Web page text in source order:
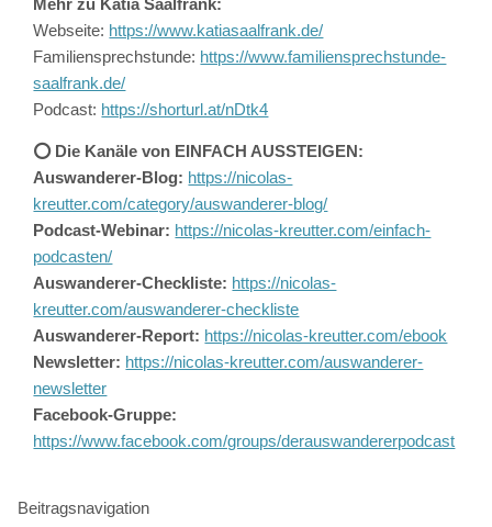
Mehr zu Katia Saalfrank:
Webseite: https://www.katiasaalfrank.de/
Familiensprechstunde: https://www.familiensprechstunde-
saalfrank.de/
Podcast: https://shorturl.at/nDtk4
⭕️ Die Kanäle von EINFACH AUSSTEIGEN:
Auswanderer-Blog: https://nicolas-
kreutter.com/category/auswanderer-blog/
Podcast-Webinar: https://nicolas-kreutter.com/einfach-
podcasten/
Auswanderer-Checkliste: https://nicolas-
kreutter.com/auswanderer-checkliste
Auswanderer-Report: https://nicolas-kreutter.com/ebook
Newsletter: https://nicolas-kreutter.com/auswanderer-
newsletter
Facebook-Gruppe:
https://www.facebook.com/groups/derauswandererpodcast
Beitragsnavigation